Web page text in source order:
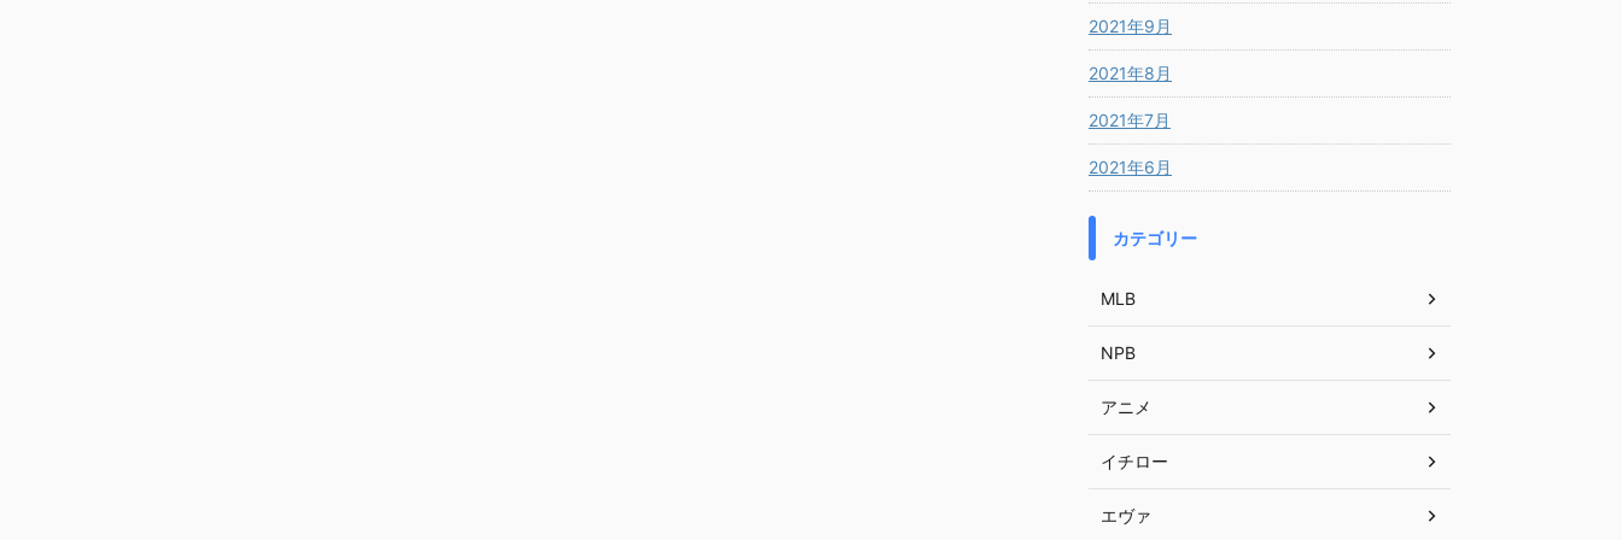
2021年9月
2021年8月
2021年7月
2021年6月
カテゴリー
MLB
NPB
アニメ
イチロー
エヴァ